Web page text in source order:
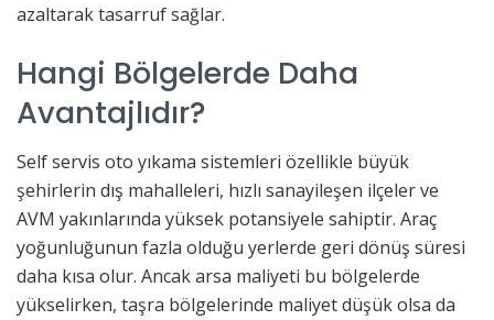
azaltarak tasarruf sağlar.
Hangi Bölgelerde Daha
Avantajlıdır?
Self servis oto yıkama sistemleri özellikle büyük
şehirlerin dış mahalleleri, hızlı sanayileşen ilçeler ve
AVM yakınlarında yüksek potansiyele sahiptir. Araç
yoğunluğunun fazla olduğu yerlerde geri dönüş süresi
daha kısa olur. Ancak arsa maliyeti bu bölgelerde
yükselirken, taşra bölgelerinde maliyet düşük olsa da